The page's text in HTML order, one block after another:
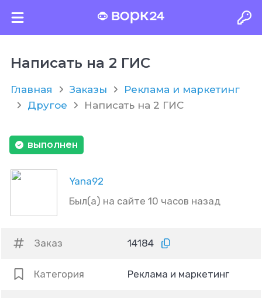
Написать на 2 ГИС
Главная Заказы
Реклама и маркетинг
Другое
Написать на 2 ГИС
Yana92
Был(а) на сайте 10 часов назад
выполнен
Заказ 14184
Категория Реклама и маркетинг